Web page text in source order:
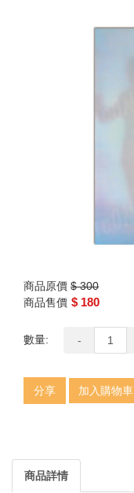
商品原價 $ 300
商品售價 $ 180
數量: -
分享 加入購物車
商品詳情